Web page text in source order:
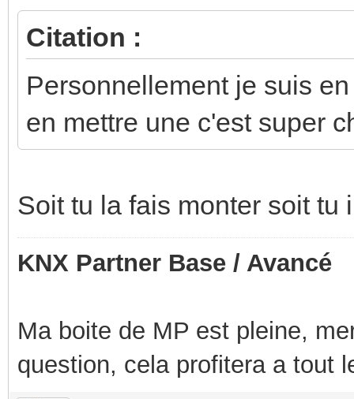
Citation :
Personnellement je suis
en mettre une c'est super
Soit tu la fais monter soit tu
KNX Partner Base / Avancé
Ma boite de MP est pleine,
question, cela profitera a tout